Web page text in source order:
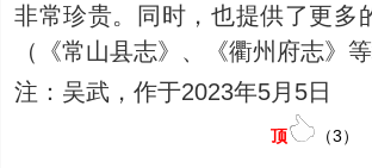
非常珍贵。同时，也提供了更多
（《常山县志》、《衢州府志》
注：吴武，作于2023年5月5日
顶 （3）